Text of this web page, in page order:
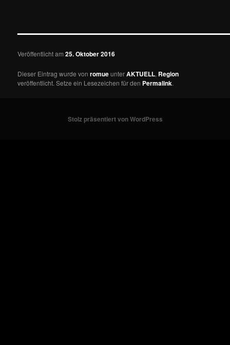
Veröffentlicht am25. Oktober 2016
Dieser Eintrag wurde vonromueunterAKTUELL, Region
veröffentlicht. Setze ein Lesezeichen für den Permalink.
Stolz präsentiert von WordPress